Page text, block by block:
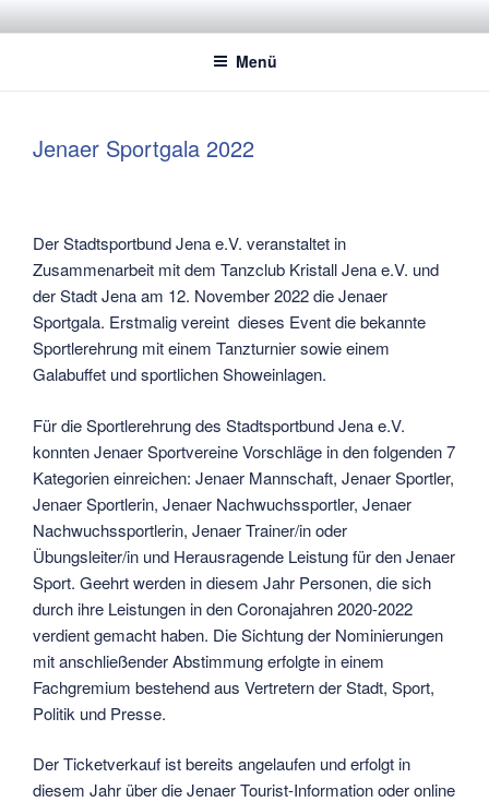
InhaltSTADTSPORTBUND JENA E.V.
Dachverband der Jenaer Sportvereine
Menü
Jenaer Sportgala 2022
Der Stadtsportbund Jena e.V. veranstaltet in
Zusammenarbeit mit dem Tanzclub Kristall Jena e.V. und
der Stadt Jena am 12. November 2022 die Jenaer
Sportgala. Erstmalig vereint dieses Event die bekannte
Sportlerehrung mit einem Tanzturnier sowie einem
Galabuffet und sportlichen Showeinlagen.
Für die Sportlerehrung des Stadtsportbund Jena e.V.
konnten Jenaer Sportvereine Vorschläge in den folgenden 7
Kategorien einreichen: Jenaer Mannschaft, Jenaer Sportler,
Jenaer Sportlerin, Jenaer Nachwuchssportler, Jenaer
Nachwuchssportlerin, Jenaer Trainer/in oder
Übungsleiter/in und Herausragende Leistung für den Jenaer
Sport. Geehrt werden in diesem Jahr Personen, die sich
durch ihre Leistungen in den Coronajahren 2020-2022
verdient gemacht haben. Die Sichtung der Nominierungen
mit anschließender Abstimmung erfolgte in einem
Fachgremium bestehend aus Vertretern der Stadt, Sport,
Politik und Presse.
Der Ticketverkauf ist bereits angelaufen und erfolgt in
diesem Jahr über die Jenaer Tourist-Information oder online